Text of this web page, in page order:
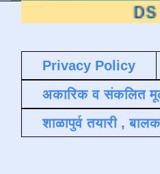
DS EDUTECH
Privacy Policy
अकारिक व संकलित
शाळापुर्व तयारी ,